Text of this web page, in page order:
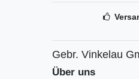
Gebr. Vinkelau
Über uns